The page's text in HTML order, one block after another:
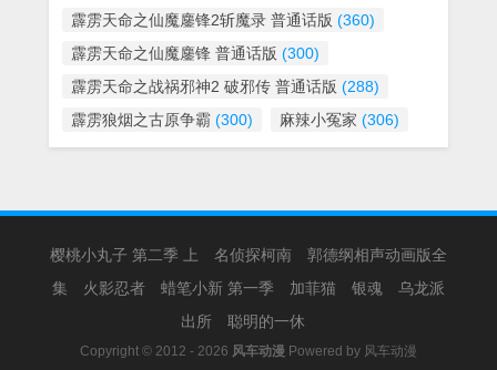
霹雳天命之仙魔鏖锋2斩魔录 普通话版 (360)
霹雳天命之仙魔鏖锋 普通话版 (300)
霹雳天命之战祸邪神2 破邪传 普通话版 (288)
霹雳狼烟之古原争霸 (300) 麻辣小冤家 (306)
樱桃小丸子 第二季 上 名侦探柯南
郭德纲相声动画版全
集
火影忍者 蜡笔小新 第一季 加菲猫 银魂
乌龙派
出所
聪明的一休
Copyright © 2012 - 2026 风车动漫 Powered by 风车动漫